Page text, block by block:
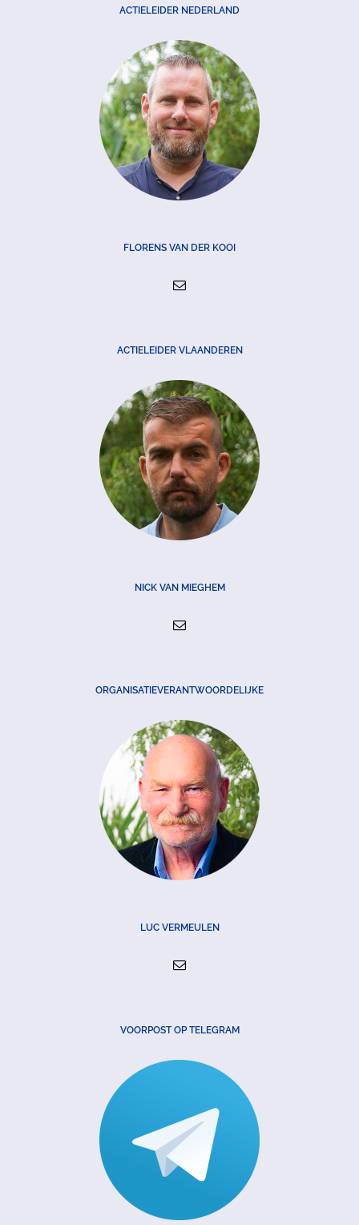
ACTIELEIDER NEDERLAND
FLORENS VAN DER KOOI
ACTIELEIDER VLAANDEREN
NICK VAN MIEGHEM
ORGANISATIEVERANTWOORDELIJKE
LUC VERMEULEN
VOORPOST OP TELEGRAM